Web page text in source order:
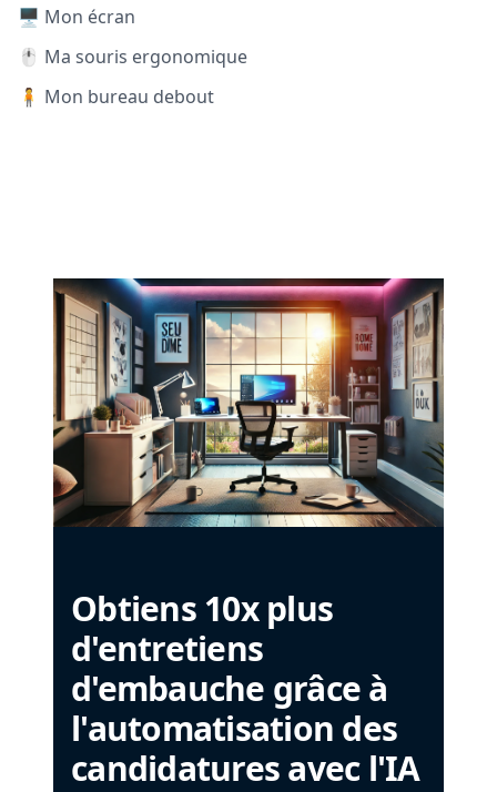
🖥️ Mon écran
🖱️ Ma souris ergonomique
🧍 Mon bureau debout
Obtiens 10x plus
d'entretiens
d'embauche grâce à
l'automatisation des
candidatures avec l'IA